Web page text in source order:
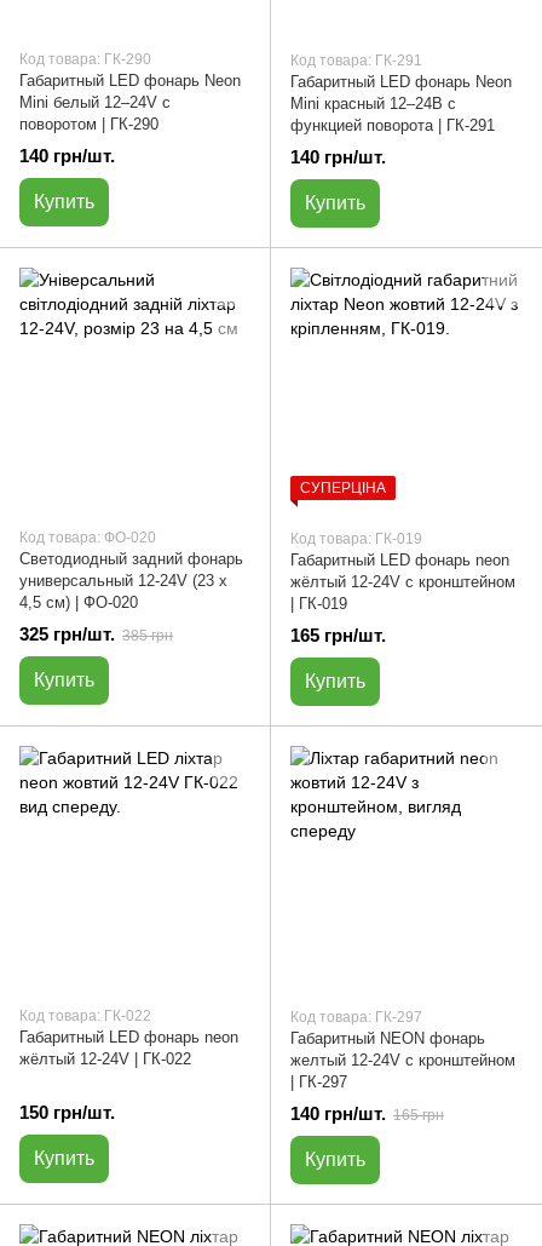
Код товара: ГК-290
Габаритный LED фонарь Neon
Mini белый 12–24V с
поворотом | ГК-290
140 грн/шт.
Купить
Код товара: ГК-291
Габаритный LED фонарь Neon
Mini красный 12–24В с
функцией поворота | ГК-291
140 грн/шт.
Купить
Код товара: ФО-020
Светодиодный задний фонарь
универсальный 12-24V (23 х
4,5 см) | ФО-020
325 грн/шт. 385 грн
Купить
СУПЕРЦІНА
Код товара: ГК-019
Габаритный LED фонарь neon
жёлтый 12-24V с кронштейном
| ГК-019
165 грн/шт.
Купить
Код товара: ГК-022
Габаритный LED фонарь neon
жёлтый 12-24V | ГК-022
150 грн/шт.
Купить
Код товара: ГК-297
Габаритный NEON фонарь
желтый 12-24V с кронштейном
| ГК-297
140 грн/шт. 165 грн
Купить